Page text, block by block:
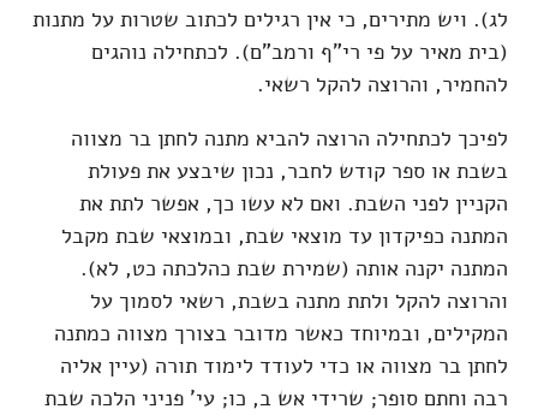
לג). ויש מתירים, כי אין רגילים לכתוב שטרות על מתנות
(בית מאיר על פי רי"ף ורמב"ם). לכתחילה נוהגים
להחמיר, והרוצה להקל רשאי.
לפיכך לכתחילה הרוצה להביא מתנה לחתן בר מצווה
בשבת או ספר קודש לחבר, נכון שיבצע את פעולת
הקניין לפני השבת. ואם לא עשו כך, אפשר לתת את
המתנה כפיקדון עד מוצאי שבת, ובמוצאי שבת מקבל
המתנה יקנה אותה (שמירת שבת כהלכתה כט, לא).
והרוצה להקל ולתת מתנה בשבת, רשאי לסמוך על
המקילים, ובמיוחד כאשר מדובר בצורך מצווה כמתנה
לחתן בר מצווה או כדי לעודד לימוד תורה (עיין אליה
רבה וחתם סופר; שרידי אש ב, כו; עי' פניני הלכה שבת